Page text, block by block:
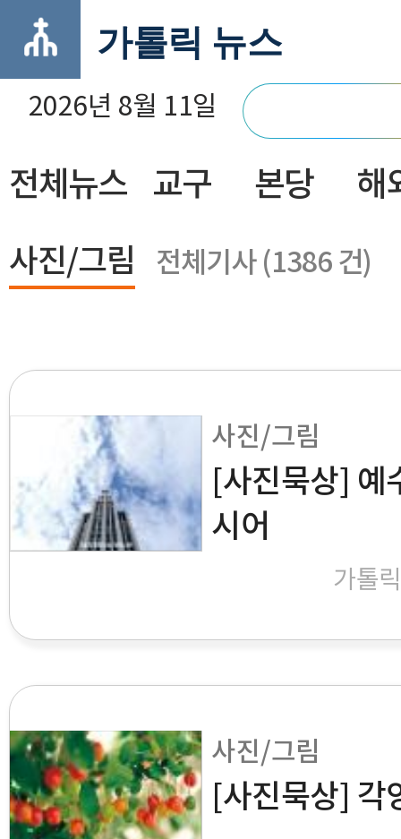
가톨릭 뉴스
2026년 8월 11일
닫기
전체뉴스 교구 본당 해
사진/그림 전체기사 (1386 건)
사진/그림
[사진묵상] 예
시어
가톨
사진/그림
[사진묵상] 각